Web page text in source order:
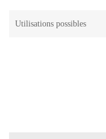
Utilisations possibles